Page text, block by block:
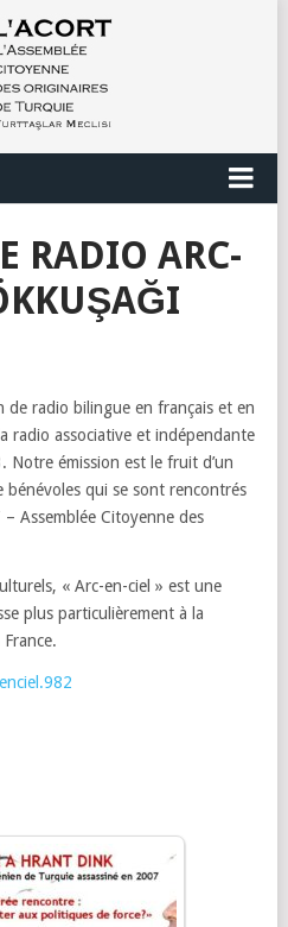
RADIO ARC-
de radio bilingue en français et en
radio associative et indépendante
Notre émission est le fruit d’un
bénévoles qui se sont rencontrés
– Assemblée Citoyenne des
« Arc-en-ciel » est une
plus particulièrement à la